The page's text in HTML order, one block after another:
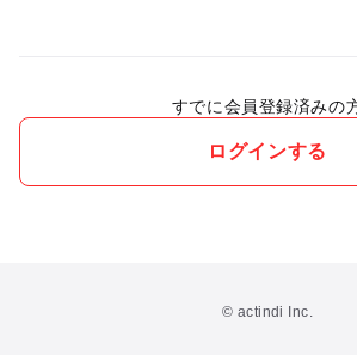
すでに会員登録済みの
ログインする
© actindi Inc.